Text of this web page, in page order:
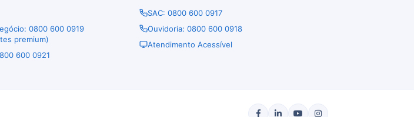
0800 600 0919
premium)
600 0921
SAC: 0800 600 0917
Ouvidoria: 0800 600 0918
Atendimento Acessível